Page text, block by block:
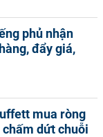
phủ nhận
đẩy giá,
mua ròng
chấm dứt chuỗi